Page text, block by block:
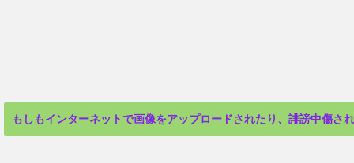
もしもインターネットで画像をアップロードされたり、誹謗中傷さ